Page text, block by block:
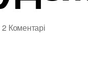
2 Коментарідо